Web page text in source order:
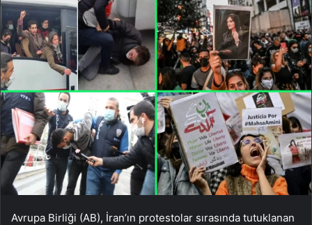
Avrupa Birliği (AB), İran’ın protestolar sırasında tutuklanan